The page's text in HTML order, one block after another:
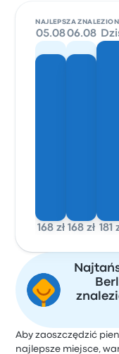
NAJLEPSZA
05.08
168 zł
06.08
168 zł 181
Aby zaoszczędzić
najlepsze miejsce,